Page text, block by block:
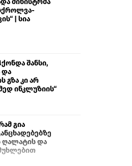
მინისტრმა
| სია
შანსი,
და
გზა კი არ
ინკლუზიის“
გია
და